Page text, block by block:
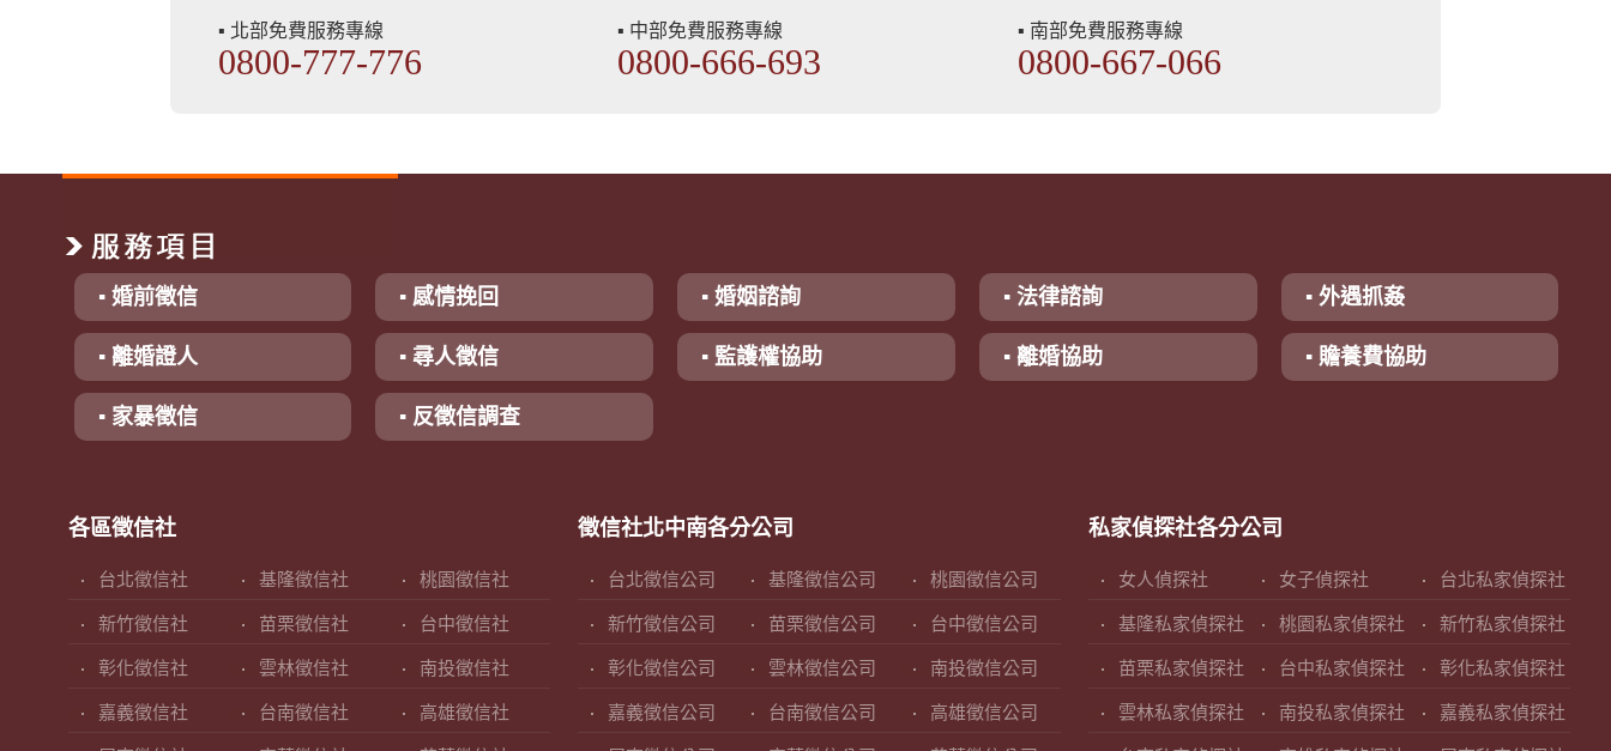
▪ 北部免費服務專線
0800-777-776
▪ 中部免費服務專線
0800-666-693
▪ 南部免費服務專線
0800-667-066
▪ 婚前徵信 ▪ 感情挽回 ▪ 婚姻諮詢 ▪ 法律諮詢 ▪ 外遇抓姦
▪ 離婚證人 ▪ 尋人徵信 ▪ 監護權協助 ▪ 離婚協助 ▪ 贍養費協助
▪ 家暴徵信 ▪ 反徵信調查
各區徵信社
台北徵信社 基隆徵信社 桃園徵信社
新竹徵信社 苗栗徵信社 台中徵信社
彰化徵信社 雲林徵信社 南投徵信社
嘉義徵信社 台南徵信社 高雄徵信社
徵信社北中南各分公司
台北徵信公司 基隆徵信公司 桃園徵信公司
新竹徵信公司 苗栗徵信公司 台中徵信公司
彰化徵信公司 雲林徵信公司 南投徵信公司
嘉義徵信公司 台南徵信公司 高雄徵信公司
私家偵探社各分公司
女人偵探社 女子偵探社 台北私家偵探社
基隆私家偵探社 桃園私家偵探社 新竹私家偵探社
苗栗私家偵探社 台中私家偵探社 彰化私家偵探社
雲林私家偵探社 南投私家偵探社 嘉義私家偵探社